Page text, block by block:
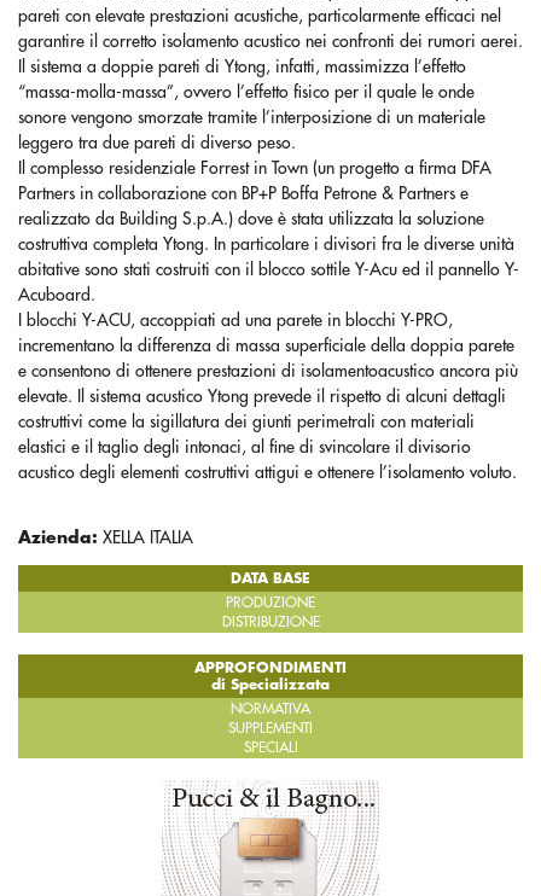
pareti con elevate prestazioni acustiche, particolarmente efficaci nel
garantire il corretto isolamento acustico nei confronti dei rumori aerei.
Il sistema a doppie pareti di Ytong, infatti, massimizza l’effetto
“massa-molla-massa”, ovvero l’effetto fisico per il quale le onde
sonore vengono smorzate tramite l’interposizione di un materiale
leggero tra due pareti di diverso peso.
Il complesso residenziale Forrest in Town (un progetto a firma DFA
Partners in collaborazione con BP+P Boffa Petrone & Partners e
realizzato da Building S.p.A.) dove è stata utilizzata la soluzione
costruttiva completa Ytong. In particolare i divisori fra le diverse unità
abitative sono stati costruiti con il blocco sottile Y-Acu ed il pannello Y-
Acuboard.
I blocchi Y-ACU, accoppiati ad una parete in blocchi Y-PRO,
incrementano la differenza di massa superficiale della doppia parete
e consentono di ottenere prestazioni di isolamentoacustico ancora più
elevate. Il sistema acustico Ytong prevede il rispetto di alcuni dettagli
costruttivi come la sigillatura dei giunti perimetrali con materiali
elastici e il taglio degli intonaci, al fine di svincolare il divisorio
acustico degli elementi costruttivi attigui e ottenere l’isolamento voluto.
Azienda: XELLA ITALIA
DATA BASE
PRODUZIONE
DISTRIBUZIONE
APPROFONDIMENTI
di Specializzata
NORMATIVA
SUPPLEMENTI
SPECIALI